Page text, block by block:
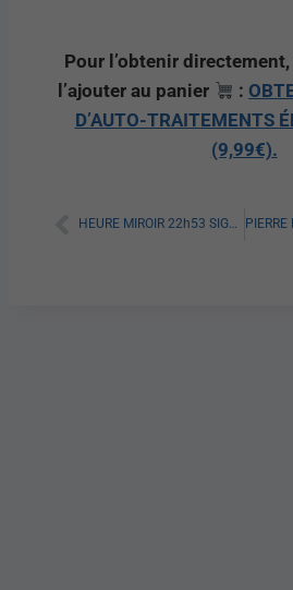
Pour l’obtenir
l’ajouter au panier
:
D’AUTO-TRAITEMENTS
(9,99€).
HEURE MIROIR 22h53 SIGNIFICATION SPIRITUELLE [A LIRE]